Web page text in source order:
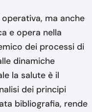
ma anche
e opera nella
dei processi di
dinamiche
la salute è il
dei principi
bibliografia, rende